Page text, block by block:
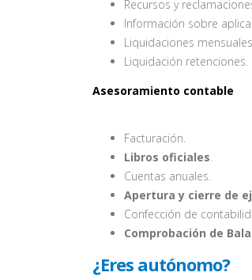
Recursos y
Información sobre
Liquidaciones
Liquidación retenciones.
Asesoramiento contable
Facturación.
Libros oficiales.
Cuentas anuales.
Apertura y cierre de
Confección de
Comprobación de
¿Eres autónomo?